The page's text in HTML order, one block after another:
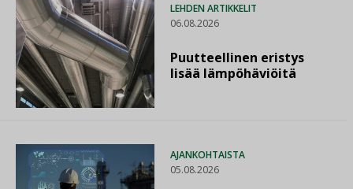
LEHDEN ARTIKKELIT
06.08.2026
Puutteellinen eristys
lisää lämpöhäviöitä
AJANKOHTAISTA
05.08.2026